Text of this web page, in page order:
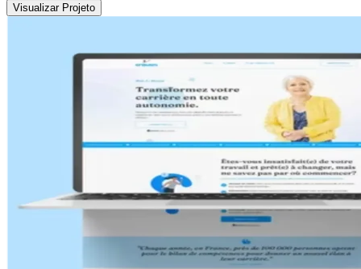
Visualizar Projeto